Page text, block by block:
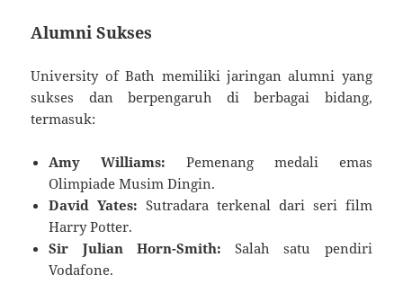
Alumni Sukses
University of Bath memiliki jaringan alumni yang
sukses dan berpengaruh di berbagai bidang,
termasuk:
Amy Williams: Pemenang medali emas
Olimpiade Musim Dingin.
David Yates: Sutradara terkenal dari seri film
Harry Potter.
Sir Julian Horn-Smith: Salah satu pendiri
Vodafone.